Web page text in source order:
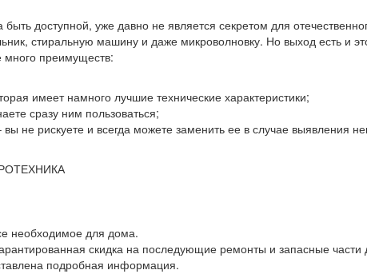
доступной, уже давно не является секретом для
стиральную машину и даже микроволновку. Но выход есть и
много преимуществ:
имеет намного лучшие технические характеристики;
сразу ним пользоваться;
не рискуете и всегда можете заменить ее в случае выявления
необходимое для дома.
скидка на последующие ремонты и запасные части
подробная информация.